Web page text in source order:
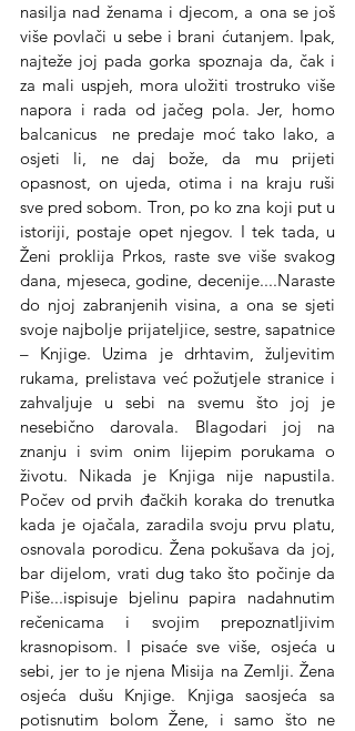
nasilja nad ženama i djecom, a ona se još
više povlači u sebe i brani ćutanjem. Ipak,
najteže joj pada gorka spoznaja da, čak i
za mali uspjeh, mora uložiti trostruko više
napora i rada od jačeg pola. Jer, homo
balcanicus  ne predaje moć tako lako, a
osjeti li, ne daj bože, da mu prijeti
opasnost, on ujeda, otima i na kraju ruši
sve pred sobom. Tron, po ko zna koji put u
istoriji, postaje opet njegov. I tek tada, u
Ženi proklija Prkos, raste sve više svakog
dana, mjeseca, godine, decenije....Naraste
do njoj zabranjenih visina, a ona se sjeti
svoje najbolje prijateljice, sestre, sapatnice
– Knjige. Uzima je drhtavim, žuljevitim
rukama, prelistava već požutjele stranice i
zahvaljuje u sebi na svemu što joj je
nesebično darovala. Blagodari joj na
znanju i svim onim lijepim porukama o
životu. Nikada je Knjiga nije napustila.
Počev od prvih đačkih koraka do trenutka
kada je ojačala, zaradila svoju prvu platu,
osnovala porodicu. Žena pokušava da joj,
bar dijelom, vrati dug tako što počinje da
Piše...ispisuje bjelinu papira nadahnutim
rečenicama i svojim prepoznatljivim
krasnopisom. I pisaće sve više, osjeća u
sebi, jer to je njena Misija na Zemlji. Žena
osjeća dušu Knjige. Knjiga saosjeća sa
potisnutim bolom Žene, i samo što ne